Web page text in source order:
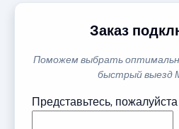
Заказ
Поможем выбрать
быстрый выезд
Представьтесь, пожалуйста